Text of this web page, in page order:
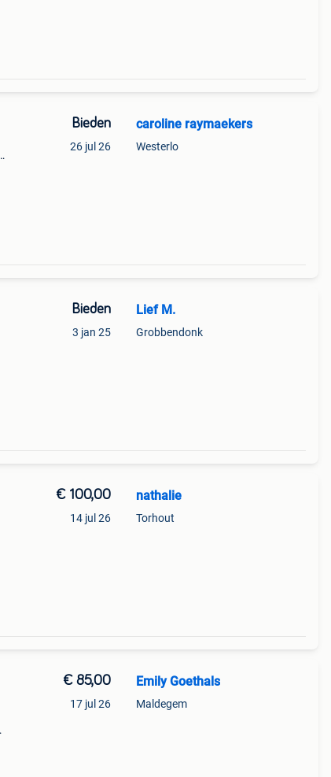
Bieden
26 jul 26
caroline raymaekers
Westerlo
Bieden
3 jan 25
Lief M.
Grobbendonk
€ 100,00
14 jul 26
nathalie
Torhout
€ 85,00
17 jul 26
Emily Goethals
Maldegem